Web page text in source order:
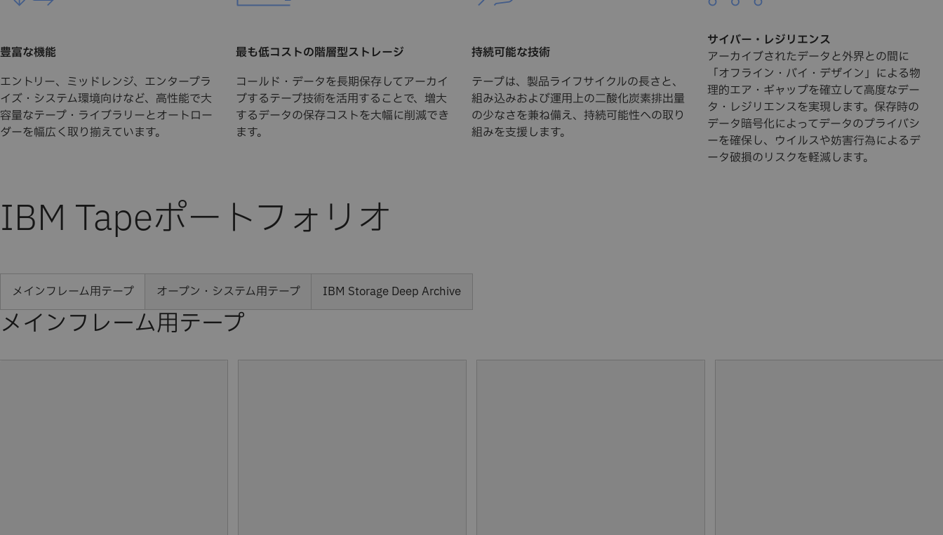
豊富な機能
エントリー、ミッドレンジ、エンタープラ
イズ・システム環境向けなど、高性能で大
容量なテープ・ライブラリーとオートロー
ダーを幅広く取り揃えています。
最も低コストの階層型ストレージ
コールド・データを長期保存してアーカイ
ブするテープ技術を活用することで、増大
するデータの保存コストを大幅に削減でき
ます。
持続可能な技術
テープは、製品ライフサイクルの長さと、
組み込みおよび運用上の二酸化炭素排出量
の少なさを兼ね備え、持続可能性への取り
組みを支援します。
サイバー・レジリエンス
アーカイブされたデータと外界との間に
「オフライン・バイ・デザイン」による物
理的エア・ギャップを確立して高度なデー
タ・レジリエンスを実現します。保存時の
データ暗号化によってデータのプライバシ
ーを確保し、ウイルスや妨害行為によるデ
ータ破損のリスクを軽減します。
IBM Tapeポートフォリオ
メインフレーム用テープ オープン・システム用テープ IBM Storage Deep Archive
メインフレーム用テープ